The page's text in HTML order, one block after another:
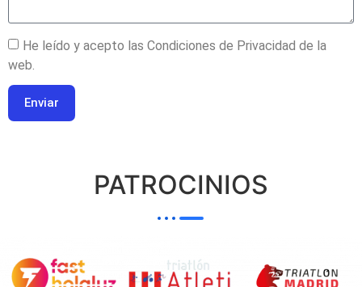
He leído y acepto las Condiciones de Privacidad de la
web.
Enviar
PATROCINIOS